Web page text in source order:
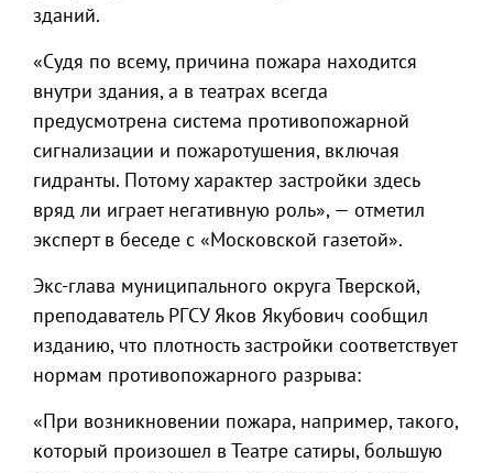
зданий.
«Судя по всему, причина пожара находится
внутри здания, а в театрах всегда
предусмотрена система противопожарной
сигнализации и пожаротушения, включая
гидранты. Потому характер застройки здесь
вряд ли играет негативную роль», — отметил
эксперт в беседе с «Московской газетой».
Экс-глава муниципального округа Тверской,
преподаватель РГСУ Яков Якубович сообщил
изданию, что плотность застройки соответствует
нормам противопожарного разрыва:
«При возникновении пожара, например, такого,
который произошел в Театре сатиры, большую